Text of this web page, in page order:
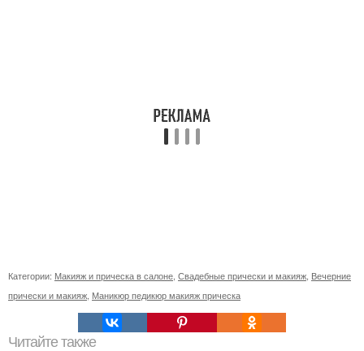
Категории: Макияж и прическа в салоне Свадебные прически и макияж Вечерние
прически и макияж Маникюр педикюр макияж прическа
Читайте также